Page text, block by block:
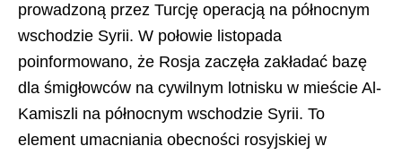
prowadzoną przez Turcję operacją na północnym
wschodzie Syrii. W połowie listopada
poinformowano, że Rosja zaczęła zakładać bazę
dla śmigłowców na cywilnym lotnisku w mieście Al-
Kamiszli na północnym wschodzie Syrii. To
element umacniania obecności rosyjskiej w